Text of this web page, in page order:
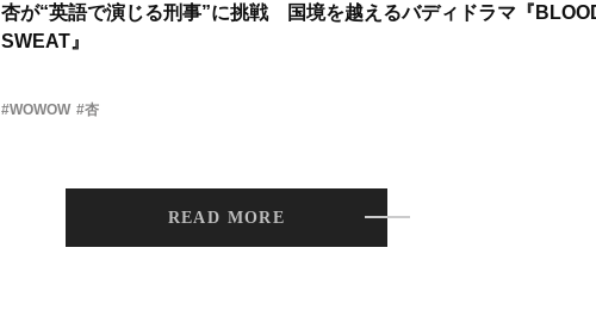
杏が“英語で演じる刑事”に挑戦 国境を越えるバディドラマ『
SWEAT』
#WOWOW #杏
READ MORE